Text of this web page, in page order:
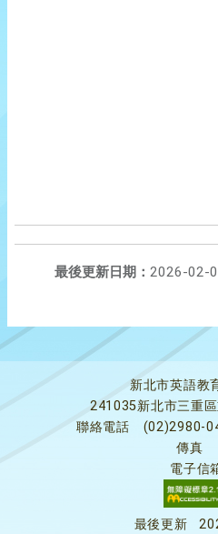
最後更新日期： 2026-02-
新北市英語教
241035新北市三重
聯絡電話
(02)2980-
傳真
電子信
最後更新